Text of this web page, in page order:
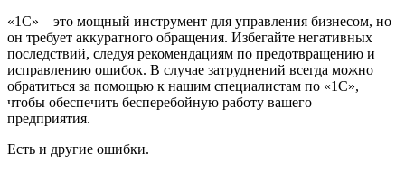
«1C» – это мощный инструмент для управления бизнесом, но
он требует аккуратного обращения. Избегайте негативных
последствий, следуя рекомендациям по предотвращению и
исправлению ошибок. В случае затруднений всегда можно
обратиться за помощью к нашим специалистам по «1C»,
чтобы обеспечить бесперебойную работу вашего
предприятия.
Есть и другие ошибки.